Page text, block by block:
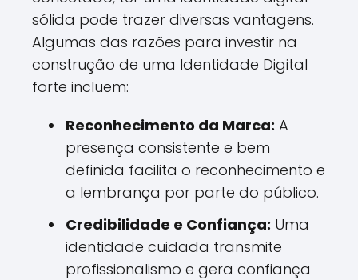
sólida pode trazer diversas vantagens.
Algumas das razões para investir na
construção de uma Identidade Digital
forte incluem:
Reconhecimento da Marca: A
presença consistente e bem
definida facilita o reconhecimento e
a lembrança por parte do público.
Credibilidade e Confiança: Uma
identidade cuidada transmite
profissionalismo e gera confiança